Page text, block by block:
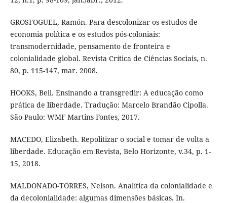
GROSFOGUEL, Ramón. Para descolonizar os estudos de
economia política e os estudos pós-coloniais:
transmodernidade, pensamento de fronteira e
colonialidade global. Revista Crítica de Ciências Sociais, n.
80, p. 115-147, mar. 2008.
HOOKS, Bell. Ensinando a transgredir: A educação como
prática de liberdade. Tradução: Marcelo Brandão Cipolla.
São Paulo: WMF Martins Fontes, 2017.
MACEDO, Elizabeth. Repolitizar o social e tomar de volta a
liberdade. Educação em Revista, Belo Horizonte, v.34, p. 1-
15, 2018.
MALDONADO-TORRES, Nelson. Analítica da colonialidade e
da decolonialidade: algumas dimensões básicas. In.